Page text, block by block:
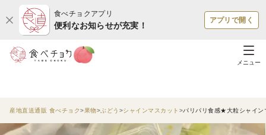
食べチョクアプリ
便利なお知らせが充実！
アプリで開く
メニュー
産地直送通販 食べチョク 果物 ぶどう シャインマスカット パリパリ食感★大粒シャイ